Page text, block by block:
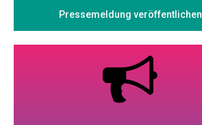
Pressemeldung veröffentlichen